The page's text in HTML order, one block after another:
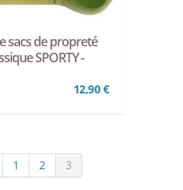
sacs de propreté
SPORTY -
12,90 €
1 2 3